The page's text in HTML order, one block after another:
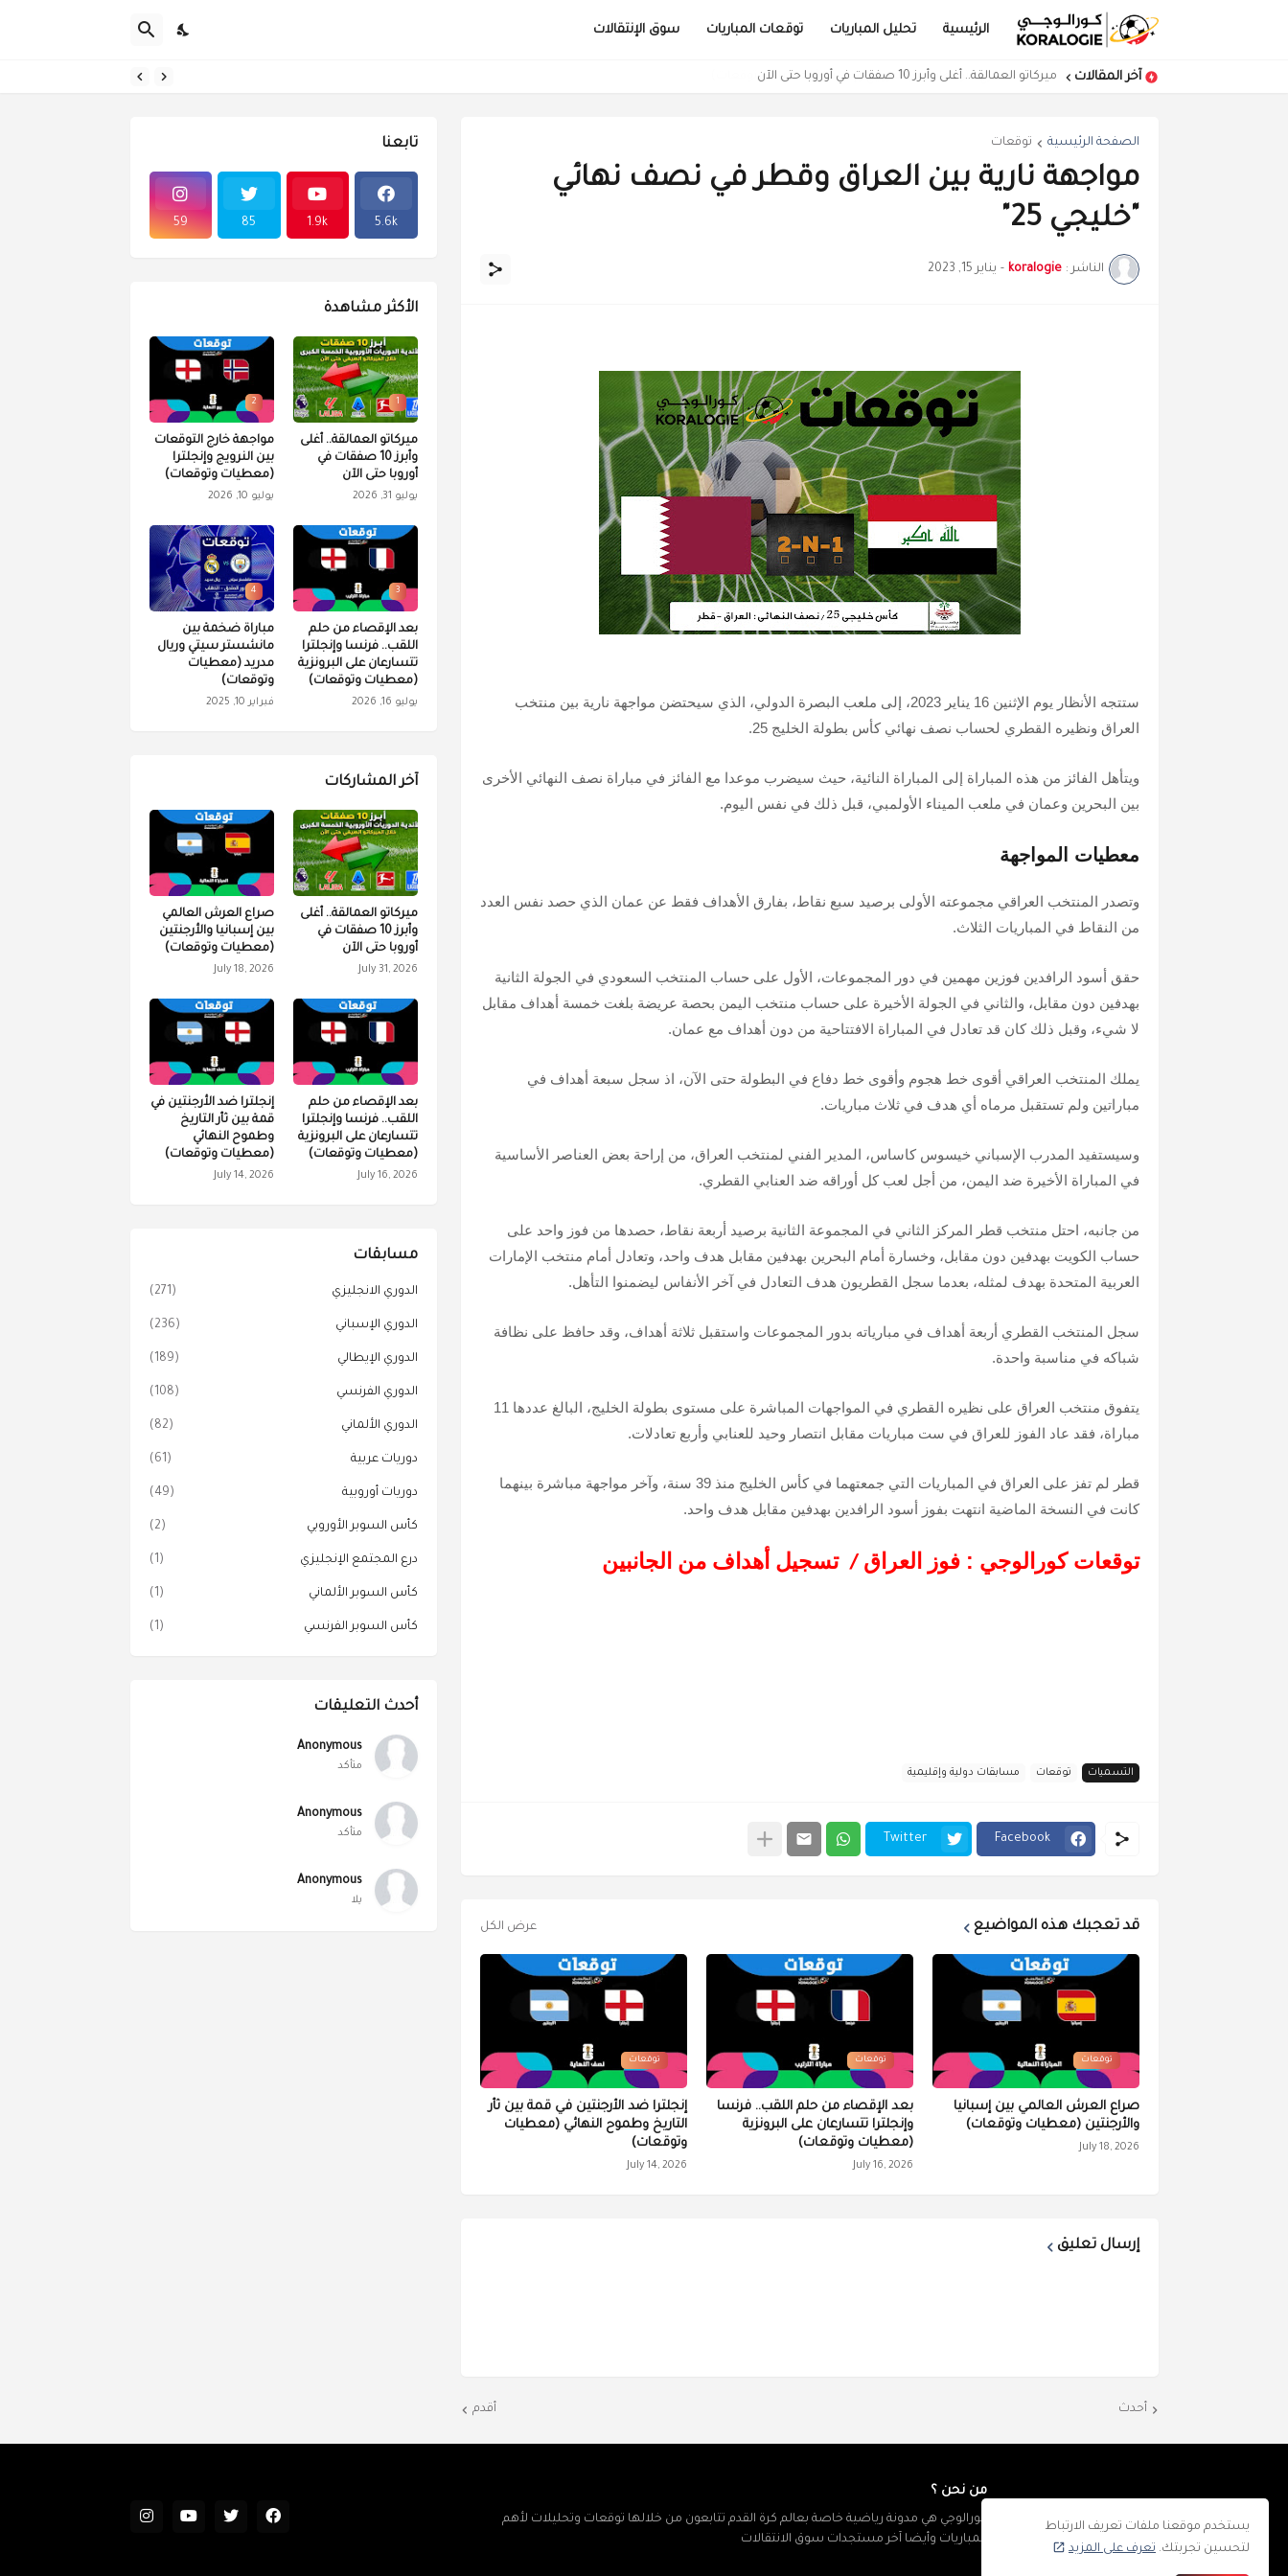
الرئيسية تحليل المباريات توقعات المباريات سوق الإنتقالات
آخر المقالات ميركاتو العمالقة.. أغلى وأبرز 10 صفقات في أوروبا حتى الآن
مواجهة خارج التوقعات بين النرويج وإنجلترا (معطيات وتوقعات)
الصفحة الرئيسية توقعات
مواجهة نارية بين العراق وقطر في نصف نهائي
"خليجي 25"
الناشر : koralogie
- يناير 15, 2023
ستتجه الأنظار يوم الإثنين 16 يناير 2023، إلى ملعب البصرة الدولي، الذي سيحتضن مواجهة نارية بين منتخب
العراق ونظيره القطري لحساب نصف نهائي كأس بطولة الخليج 25.
ويتأهل الفائز من هذه المباراة إلى المباراة النائية، حيث سيضرب موعدا مع الفائز في مباراة نصف النهائي الأخرى
بين البحرين وعمان في ملعب الميناء الأولمبي، قبل ذلك في نفس اليوم.
معطيات المواجهة
وتصدر المنتخب العراقي مجموعته الأولى برصيد سبع نقاط، بفارق الأهداف فقط عن عمان الذي حصد نفس العدد
من النقاط في المباريات الثلاث.
حقق أسود الرافدين فوزين مهمين في دور المجموعات، الأول على حساب المنتخب السعودي في الجولة الثانية
بهدفين دون مقابل، والثاني في الجولة الأخيرة على حساب منتخب اليمن بحصة عريضة بلغت خمسة أهداف مقابل
لا شيء، وقبل ذلك كان قد تعادل في المباراة الافتتاحية من دون أهداف مع عمان.
يملك المنتخب العراقي أقوى خط هجوم وأقوى خط دفاع في البطولة حتى الآن، اذ سجل سبعة أهداف في
مباراتين ولم تستقبل مرماه أي هدف في ثلاث مباريات.
وسيستفيد المدرب الإسباني خيسوس كاساس، المدير الفني لمنتخب العراق، من إراحة بعض العناصر الأساسية
في المباراة الأخيرة ضد اليمن، من أجل لعب كل أوراقه ضد العنابي القطري.
من جانبه، احتل منتخب قطر المركز الثاني في المجموعة الثانية برصيد أربعة نقاط، حصدها من فوز واحد على
حساب الكويت بهدفين دون مقابل، وخسارة أمام البحرين بهدفين مقابل هدف واحد، وتعادل أمام منتخب الإمارات
العربية المتحدة بهدف لمثله، بعدما سجل القطريون هدف التعادل في آخر الأنفاس ليضمنوا التأهل.
سجل المنتخب القطري أربعة أهداف في مبارياته بدور المجموعات واستقبل ثلاثة أهداف، وقد حافظ على نظافة
شباكه في مناسبة واحدة.
يتفوق منتخب العراق على نظيره القطري في المواجهات المباشرة على مستوى بطولة الخليج، البالغ عددها 11
مباراة، فقد عاد الفوز للعراق في ست مباريات مقابل انتصار وحيد للعنابي وأربع تعادلات.
قطر لم تفز على العراق في المباريات التي جمعتهما في كأس الخليج منذ 39 سنة، وآخر مواجهة مباشرة بينهما
كانت في النسخة الماضية انتهت بفوز أسود الرافدين بهدفين مقابل هدف واحد.
توقعات كورالوجي : فوز العراق/ تسجيل أهداف من الجانبين
التسميات توقعات مسابقات دولية وإقليمية
Facebook
Twitter
قد تعجبك هذه المواضيع عرض الكل
توقعات
صراع العرش العالمي بين إسبانيا
والأرجنتين (معطيات وتوقعات)
July 18, 2026
توقعات
بعد الإقصاء من حلم اللقب.. فرنسا
وإنجلترا تتسارعان على البرونزية
(معطيات وتوقعات)
July 16, 2026
توقعات
إنجلترا ضد الأرجنتين في قمة بين ثأر
التاريخ وطموح النهائي (معطيات
وتوقعات)
July 14, 2026
إرسال تعليق
أحدث أقدم
تابعنا
5.6k
1.9k
85
59
الأكثر مشاهدة
1
ميركاتو العمالقة.. أغلى
وأبرز 10 صفقات في
أوروبا حتى الآن
يوليو 31, 2026
2
مواجهة خارج التوقعات
بين النرويج وإنجلترا
(معطيات وتوقعات)
يوليو 10, 2026
3
بعد الإقصاء من حلم
اللقب.. فرنسا وإنجلترا
تتسارعان على البرونزية
(معطيات وتوقعات)
يوليو 16, 2026
4
مباراة ضخمة بين
مانشستر سيتي وريال
مدريد (معطيات
وتوقعات)
فبراير 10, 2025
آخر المشاركات
ميركاتو العمالقة.. أغلى
وأبرز 10 صفقات في
أوروبا حتى الآن
July 31, 2026
صراع العرش العالمي
بين إسبانيا والأرجنتين
(معطيات وتوقعات)
July 18, 2026
بعد الإقصاء من حلم
اللقب.. فرنسا وإنجلترا
تتسارعان على البرونزية
(معطيات وتوقعات)
July 16, 2026
إنجلترا ضد الأرجنتين في
قمة بين ثأر التاريخ
وطموح النهائي
(معطيات وتوقعات)
July 14, 2026
مسابقات
الدوري الانجليزي (271)
الدوري الإسباني (236)
الدوري الإيطالي (189)
الدوري الفرنسي (108)
الدوري الألماني (82)
دوريات عربية (61)
دوريات أوروبية (49)
كأس السوبر الأوروبي (2)
درع المجتمع الإنجليزي (1)
كأس السوبر الألماني (1)
كأس السوبر الفرنسي (1)
أحدث التعليقات
Anonymous
متأكد
Anonymous
متأكد
Anonymous
يلا
من نحن ؟
كورالوجي هي مدونة رياضية خاصة بعالم كرة القدم تتابعون من خلالها توقعات وتحليلات لأهم
المباريات وأيضا آخر مستجدات سوق الانتقالات
يستخدم موقعنا ملفات تعريف الارتباط
لتحسين تجربتك. تعرف على المزيد